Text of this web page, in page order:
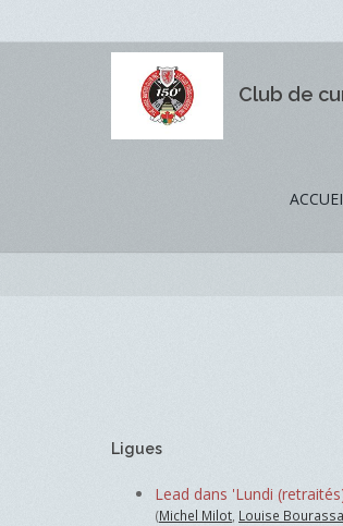
Club de
Ligues
Lead dans 'Lundi
(Michel Milot Louise Bourassa